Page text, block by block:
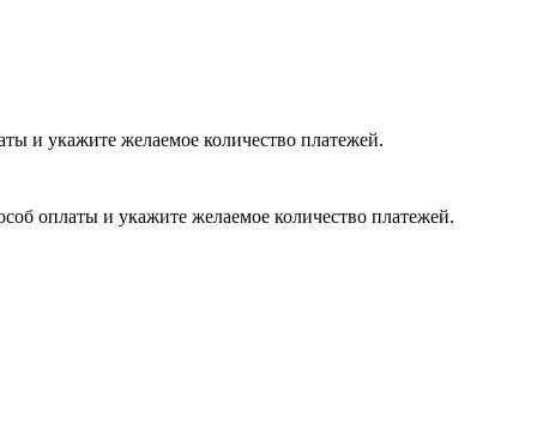
и укажите желаемое количество платежей.
оплаты и укажите желаемое количество платежей.